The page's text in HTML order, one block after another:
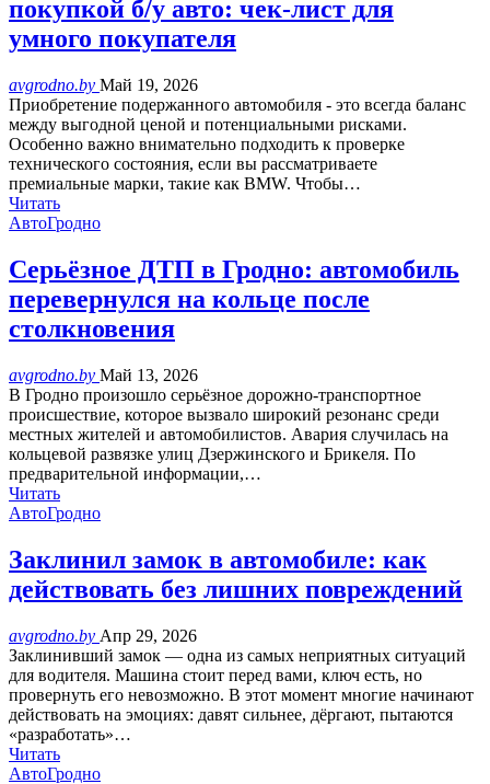
покупкой б/у авто: чек-лист для
умного покупателя
avgrodno.by Май 19, 2026
Приобретение подержанного автомобиля - это всегда баланс
между выгодной ценой и потенциальными рисками.
Особенно важно внимательно подходить к проверке
технического состояния, если вы рассматриваете
премиальные марки, такие как BMW. Чтобы…
Читать
АвтоГродно
Серьёзное ДТП в Гродно: автомобиль
перевернулся на кольце после
столкновения
avgrodno.by Май 13, 2026
В Гродно произошло серьёзное дорожно-транспортное
происшествие, которое вызвало широкий резонанс среди
местных жителей и автомобилистов. Авария случилась на
кольцевой развязке улиц Дзержинского и Брикеля. По
предварительной информации,…
Читать
АвтоГродно
Заклинил замок в автомобиле: как
действовать без лишних повреждений
avgrodno.by Апр 29, 2026
Заклинивший замок — одна из самых неприятных ситуаций
для водителя. Машина стоит перед вами, ключ есть, но
провернуть его невозможно. В этот момент многие начинают
действовать на эмоциях: давят сильнее, дёргают, пытаются
«разработать»…
Читать
АвтоГродно